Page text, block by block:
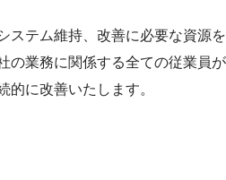
ステム維持、改善に必要な資源を
の業務に関係する全ての従業員が
的に改善いたします。